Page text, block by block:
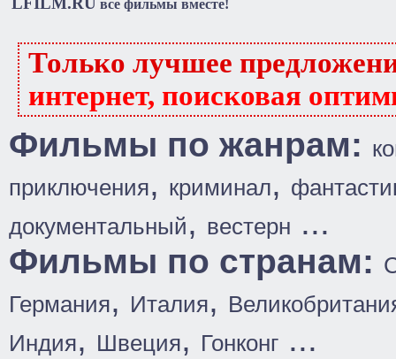
все фильмы вместе!
Только лучшее
интернет, поисковая
Фильмы по жанрам:
приключения, криминал,
документальный, вестерн ...
Фильмы по странам:
Германия, Италия,
Индия, Швеция, Гонконг ...